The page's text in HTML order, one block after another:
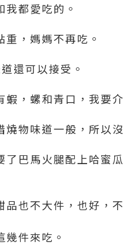
都愛吃的。
，媽媽不再吃。
還可以接受。
，螺和青口，我要
物味道一般，所以
巴馬火腿配上哈蜜
也不大件，也好，
件來吃。